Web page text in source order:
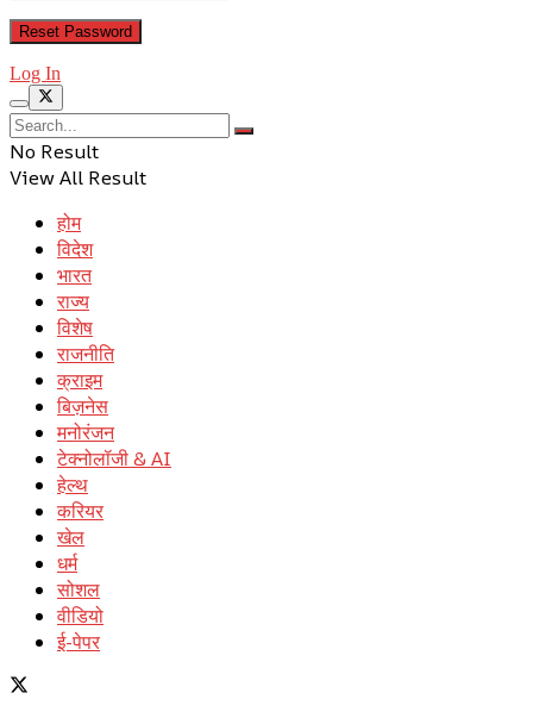
Log In
No Result
View All Result
होम
विदेश
भारत
राज्य
विशेष
राजनीति
क्राइम
बिज़नेस
मनोरंजन
टेक्नोलॉजी & AI
हेल्थ
करियर
खेल
धर्म
सोशल
वीडियो
ई-पेपर